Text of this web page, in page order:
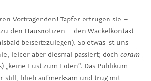
Vortragenden! Tapfer ertrugen sie –
den Hausnotizen – den Wackelkontakt
beiseitezulegen). So etwas ist uns
leider aber diesmal passiert; dochcoram
„keine Lust zum Löten“. Das Publikum
still, blieb aufmerksam und trug mit